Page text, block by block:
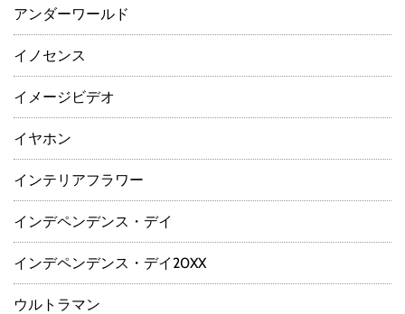
アンダーワールド
イノセンス
イメージビデオ
イヤホン
インテリアフラワー
インデペンデンス・デイ
インデペンデンス・デイ20XX
ウルトラマン